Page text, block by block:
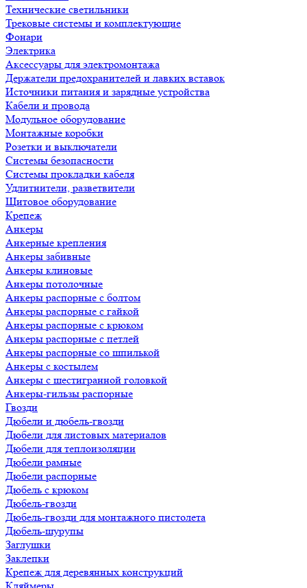
Технические светильники
Трековые системы и комплектующие
Фонари
Электрика
Аксессуары для электромонтажа
Держатели предохранителей и лавких вставок
Источники питания и зарядные устройства
Кабели и провода
Модульное оборудование
Монтажные коробки
Розетки и выключатели
Системы безопасности
Системы прокладки кабеля
Удлитнители, разветвители
Щитовое оборудование
Крепеж
Анкеры
Анкерные крепления
Анкеры забивные
Анкеры клиновые
Анкеры потолочные
Анкеры распорные с болтом
Анкеры распорные с гайкой
Анкеры распорные с крюком
Анкеры распорные с петлей
Анкеры распорные со шпилькой
Анкеры с костылем
Анкеры с шестигранной головкой
Анкеры-гильзы распорные
Гвозди
Дюбели и дюбель-гвозди
Дюбели для листовых материалов
Дюбели для теплоизоляции
Дюбели рамные
Дюбели распорные
Дюбель с крюком
Дюбель-гвозди
Дюбель-гвозди для монтажного пистолета
Дюбель-шурупы
Заглушки
Заклепки
Крепеж для деревянных конструкций